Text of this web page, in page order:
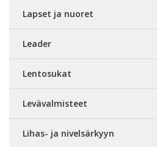
Lapset ja nuoret
Leader
Lentosukat
Levävalmisteet
Lihas- ja nivelsärkyyn